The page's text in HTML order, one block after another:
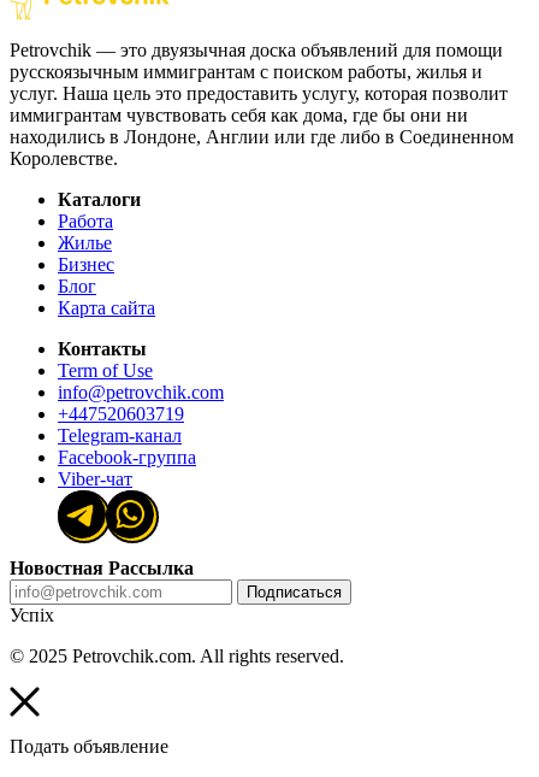
Petrovchik — это двуязычная доска объявлений для помощи
русскоязычным иммигрантам с поиском работы, жилья и
услуг. Наша цель это предоставить услугу, которая позволит
иммигрантам чувствовать себя как дома, где бы они ни
находились в Лондоне, Англии или где либо в Соединенном
Королевстве.
Каталоги
Работа
Жилье
Бизнес
Блог
Карта сайта
Контакты
Term of Use
info@petrovchik.com
+447520603719
Telegram-канал
Facebook-группа
Viber-чат
Новостная Рассылка
Подписаться
Успіх
© 2025 Petrovchik.com. All rights reserved.
Подать объявление